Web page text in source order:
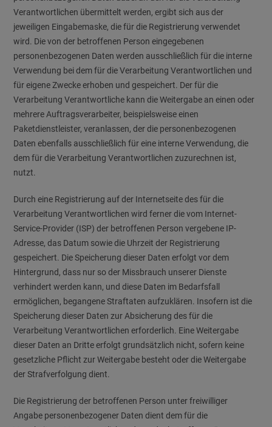
Verantwortlichen übermittelt werden, ergibt sich aus der
jeweiligen Eingabemaske, die für die Registrierung verwendet
wird. Die von der betroffenen Person eingegebenen
personenbezogenen Daten werden ausschließlich für die interne
Verwendung bei dem für die Verarbeitung Verantwortlichen und
für eigene Zwecke erhoben und gespeichert. Der für die
Verarbeitung Verantwortliche kann die Weitergabe an einen oder
mehrere Auftragsverarbeiter, beispielsweise einen
Paketdienstleister, veranlassen, der die personenbezogenen
Daten ebenfalls ausschließlich für eine interne Verwendung, die
dem für die Verarbeitung Verantwortlichen zuzurechnen ist,
nutzt.
Durch eine Registrierung auf der Internetseite des für die
Verarbeitung Verantwortlichen wird ferner die vom Internet-
Service-Provider (ISP) der betroffenen Person vergebene IP-
Adresse, das Datum sowie die Uhrzeit der Registrierung
gespeichert. Die Speicherung dieser Daten erfolgt vor dem
Hintergrund, dass nur so der Missbrauch unserer Dienste
verhindert werden kann, und diese Daten im Bedarfsfall
ermöglichen, begangene Straftaten aufzuklären. Insofern ist die
Speicherung dieser Daten zur Absicherung des für die
Verarbeitung Verantwortlichen erforderlich. Eine Weitergabe
dieser Daten an Dritte erfolgt grundsätzlich nicht, sofern keine
gesetzliche Pflicht zur Weitergabe besteht oder die Weitergabe
der Strafverfolgung dient.
Die Registrierung der betroffenen Person unter freiwilliger
Angabe personenbezogener Daten dient dem für die